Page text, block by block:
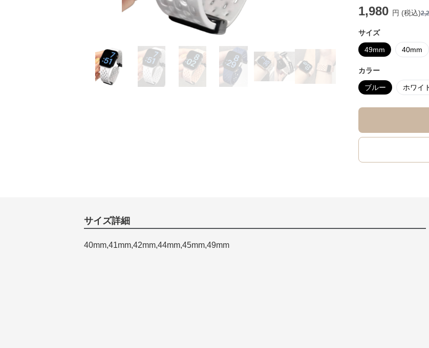
1,980 円 (税込)
サイズ
49mm 40mm
カラー
ブルー ホワイ
サイズ詳細
40mm,41mm,42mm,44mm,45mm,49mm